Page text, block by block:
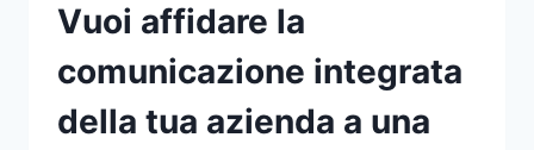
Vuoi affidare la
comunicazione integrata
della tua azienda a una